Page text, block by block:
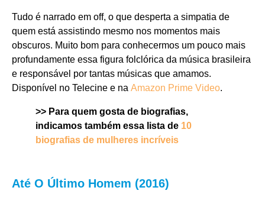
Tudo é narrado em off, o que desperta a simpatia de
quem está assistindo mesmo nos momentos mais
obscuros. Muito bom para conhecermos um pouco mais
profundamente essa figura folclórica da música brasileira
e responsável por tantas músicas que amamos.
Disponível no Telecine e na Amazon Prime Video.
>> Para quem gosta de biografias,
indicamos também essa lista de 10
biografias de mulheres incríveis
Até O Último Homem (2016)